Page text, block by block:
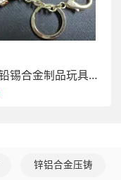
供应铅锡合金制品玩具公仔，锡合金箱包锁饰
锌铝合金压铸